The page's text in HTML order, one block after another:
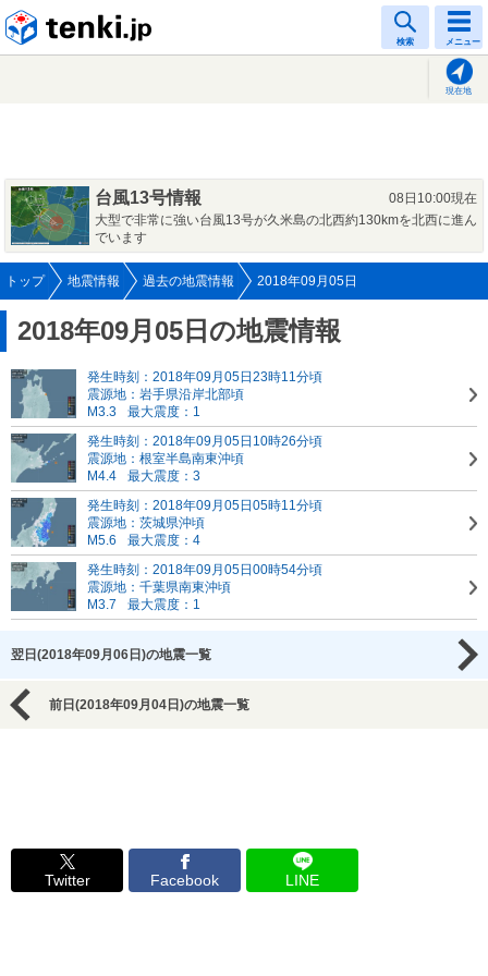
検索 メニュー
現在地
台風13号情報
08日10:00現在
大型で非常に強い台風13号が久米島の北西約130kmを北西に進ん
でいます
トップ 地震情報 過去の地震情報 2018年09月05日
2018年09月05日の地震情報
発生時刻：2018年09月05日23時11分頃
震源地：岩手県沿岸北部頃
M3.3
最大震度：1
発生時刻：2018年09月05日10時26分頃
震源地：根室半島南東沖頃
M4.4
最大震度：3
発生時刻：2018年09月05日05時11分頃
震源地：茨城県沖頃
M5.6
最大震度：4
発生時刻：2018年09月05日00時54分頃
震源地：千葉県南東沖頃
M3.7
最大震度：1
翌日(2018年09月06日)の地震一覧
前日(2018年09月04日)の地震一覧
Twitter Facebook LINE